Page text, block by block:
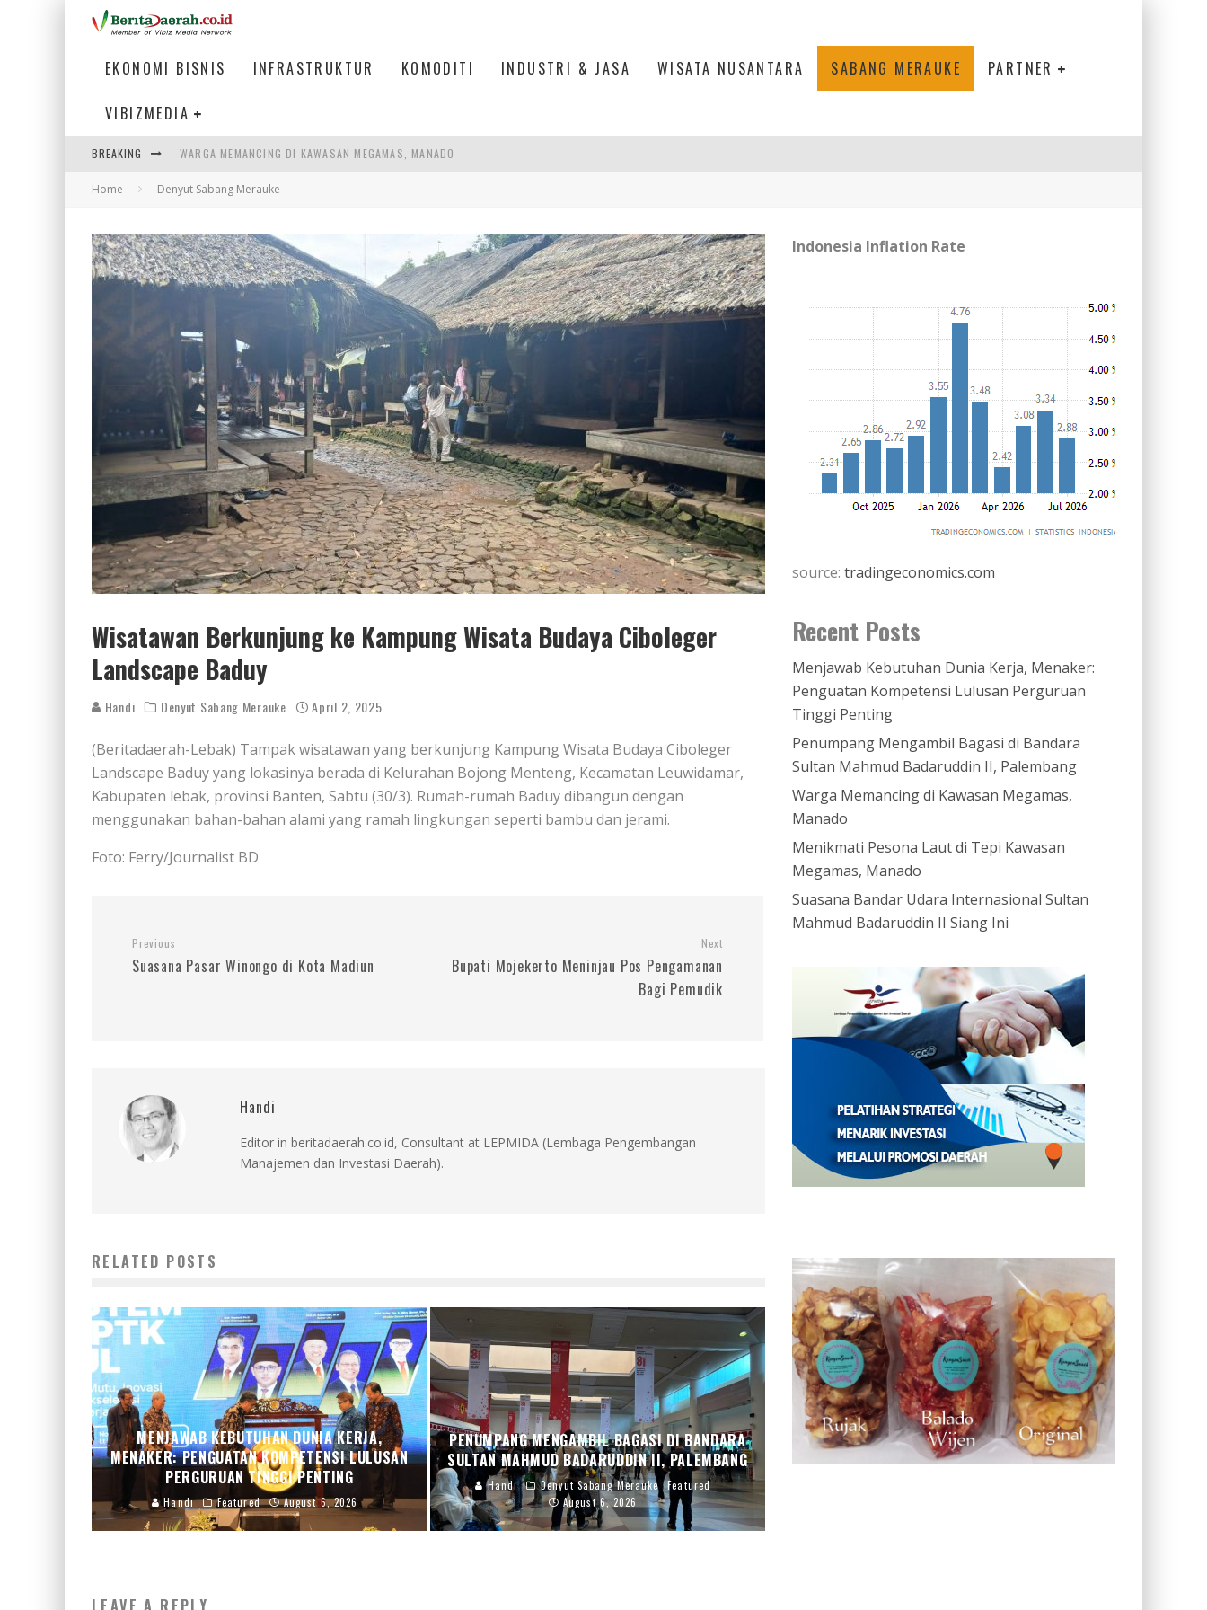
EKONOMI BISNIS INFRASTRUKTUR KOMODITI INDUSTRI & JASA WISATA NUSANTARA SABANG MERAUKE PARTNER
VIBIZMEDIA
BREAKING WARGA MEMANCING DI KAWASAN MEGAMAS, MANADO
MENIKMATI PESONA LAUT DI TEPI KAWASAN MEGAMAS, MANADO
PENUMPANG MENGAMBIL BAGASI DI BANDARA SULTAN MAHMUD BADARUDDIN II, PALEMBANG
Home Denyut Sabang Merauke
Wisatawan Berkunjung ke Kampung Wisata Budaya Ciboleger
Landscape Baduy
Handi Denyut Sabang Merauke April 2, 2025
(Beritadaerah-Lebak) Tampak wisatawan yang berkunjung Kampung Wisata Budaya Ciboleger
Landscape Baduy yang lokasinya berada di Kelurahan Bojong Menteng, Kecamatan Leuwidamar,
Kabupaten lebak, provinsi Banten, Sabtu (30/3). Rumah-rumah Baduy dibangun dengan
menggunakan bahan-bahan alami yang ramah lingkungan seperti bambu dan jerami.
Foto: Ferry/Journalist BD
Previous
Suasana Pasar Winongo di Kota Madiun
Next
Bupati Mojekerto Meninjau Pos Pengamanan
Bagi Pemudik
Handi
Editor in beritadaerah.co.id, Consultant at LEPMIDA (Lembaga Pengembangan
Manajemen dan Investasi Daerah).
RELATED POSTS
MENJAWAB KEBUTUHAN DUNIA KERJA,
MENAKER: PENGUATAN KOMPETENSI LULUSAN
PERGURUAN TINGGI PENTING
Handi Featured August 6, 2026
PENUMPANG MENGAMBIL BAGASI DI BANDARA
SULTAN MAHMUD BADARUDDIN II, PALEMBANG
Handi Denyut Sabang Merauke
Featured
August 6, 2026
LEAVE A REPLY
Indonesia Inflation Rate
source: tradingeconomics.com
Recent Posts
Menjawab Kebutuhan Dunia Kerja, Menaker:
Penguatan Kompetensi Lulusan Perguruan
Tinggi Penting
Penumpang Mengambil Bagasi di Bandara
Sultan Mahmud Badaruddin II, Palembang
Warga Memancing di Kawasan Megamas,
Manado
Menikmati Pesona Laut di Tepi Kawasan
Megamas, Manado
Suasana Bandar Udara Internasional Sultan
Mahmud Badaruddin II Siang Ini